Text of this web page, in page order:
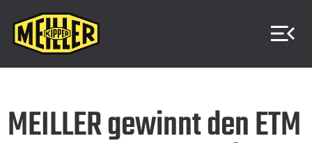
MEILLER gewinnt den ETM